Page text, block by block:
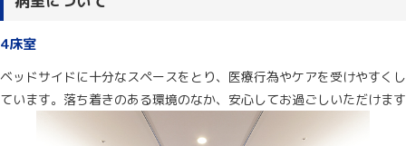
4床室
ベッドサイドに十分なスペースをとり、医療行為やケアを受けやすくし
ています。落ち着きのある環境のなか、安心してお過ごしいただけます